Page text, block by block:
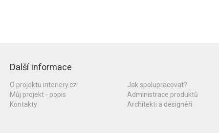
Další informace
O projektu interiery.cz
Můj projekt - popis
Kontakty
Jak spolupracovat?
Administrace produktů
Architekti a designéři